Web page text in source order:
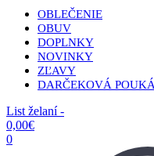
OBLEČENIE
OBUV
DOPLNKY
NOVINKY
ZĽAVY
DARČEKOVÁ
List želaní -
0,00€
0